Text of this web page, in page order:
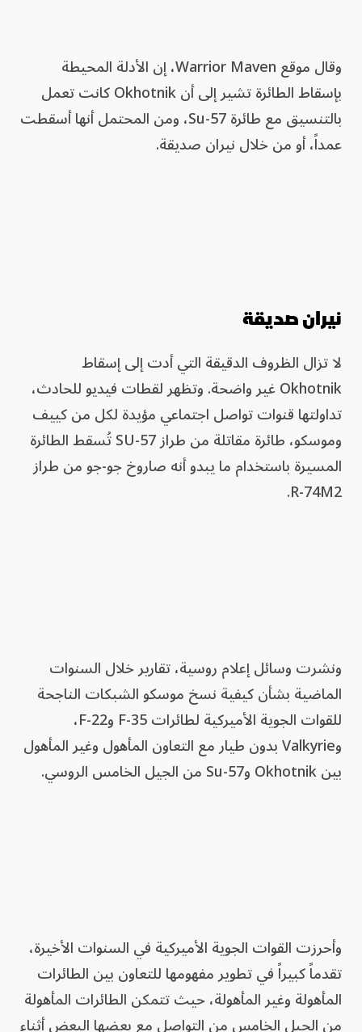
وقال موقع Warrior Maven، إن الأدلة المحيطة
بإسقاط الطائرة تشير إلى أن Okhotnik كانت تعمل
بالتنسيق مع طائرة Su-57، ومن المحتمل أنها أسقطت
عمداً، أو من خلال نيران صديقة.
نيران صديقة
لا تزال الظروف الدقيقة التي أدت إلى إسقاط
Okhotnik غير واضحة. وتظهر لقطات فيديو للحادث،
تداولتها قنوات تواصل اجتماعي مؤيدة لكل من كييف
وموسكو، طائرة مقاتلة من طراز SU-57 تُسقط الطائرة
المسيرة باستخدام ما يبدو أنه صاروخ جو-جو من طراز
R-74M2.
ونشرت وسائل إعلام روسية، تقارير خلال السنوات
الماضية بشأن كيفية نسخ موسكو الشبكات الناجحة
للقوات الجوية الأميركية لطائرات F-35 وF-22،
وValkyrie بدون طيار مع التعاون المأهول وغير المأهول
بين Okhotnik وSu-57 من الجيل الخامس الروسي.
وأحرزت القوات الجوية الأميركية في السنوات الأخيرة،
تقدماً كبيراً في تطوير مفهومها للتعاون بين الطائرات
المأهولة وغير المأهولة، حيث تتمكن الطائرات المأهولة
من الجيل الخامس من التواصل مع بعضها البعض أثناء